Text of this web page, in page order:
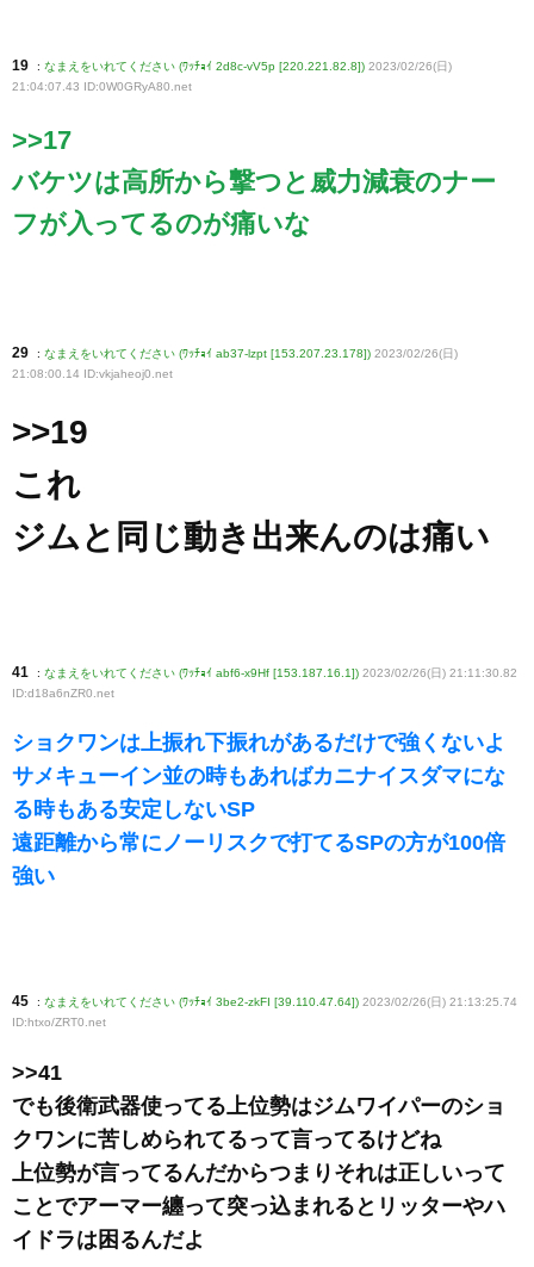
19 : なまえをいれてください (ﾜｯﾁｮｲ 2d8c-vV5p [220.221.82.8]) 2023/02/26(日)
21:04:07.43 ID:0W0GRyA80 .net
>>17
バケツは高所から撃つと威力減衰のナー
フが入ってるのが痛いな
29 : なまえをいれてください (ﾜｯﾁｮｲ ab37-lzpt [153.207.23.178]) 2023/02/26(日)
21:08:00.14 ID:vkjaheoj0 .net
>>19
これ
ジムと同じ動き出来んのは痛い
41 : なまえをいれてください (ﾜｯﾁｮｲ abf6-x9Hf [153.187.16.1]) 2023/02/26(日) 21:11:30.82
ID:d18a6nZR0 .net
ショクワンは上振れ下振れがあるだけで強くないよ
サメキューイン並の時もあればカニナイスダマにな
る時もある安定しないSP
遠距離から常にノーリスクで打てるSPの方が100倍
強い
45 : なまえをいれてください (ﾜｯﾁｮｲ 3be2-zkFI [39.110.47.64]) 2023/02/26(日) 21:13:25.74
ID:htxo/ZRT0.net
>>41
でも後衛武器使ってる上位勢はジムワイパーのショ
クワンに苦しめられてるって言ってるけどね
上位勢が言ってるんだからつまりそれは正しいって
ことでアーマー纏って突っ込まれるとリッターやハ
イドラは困るんだよ